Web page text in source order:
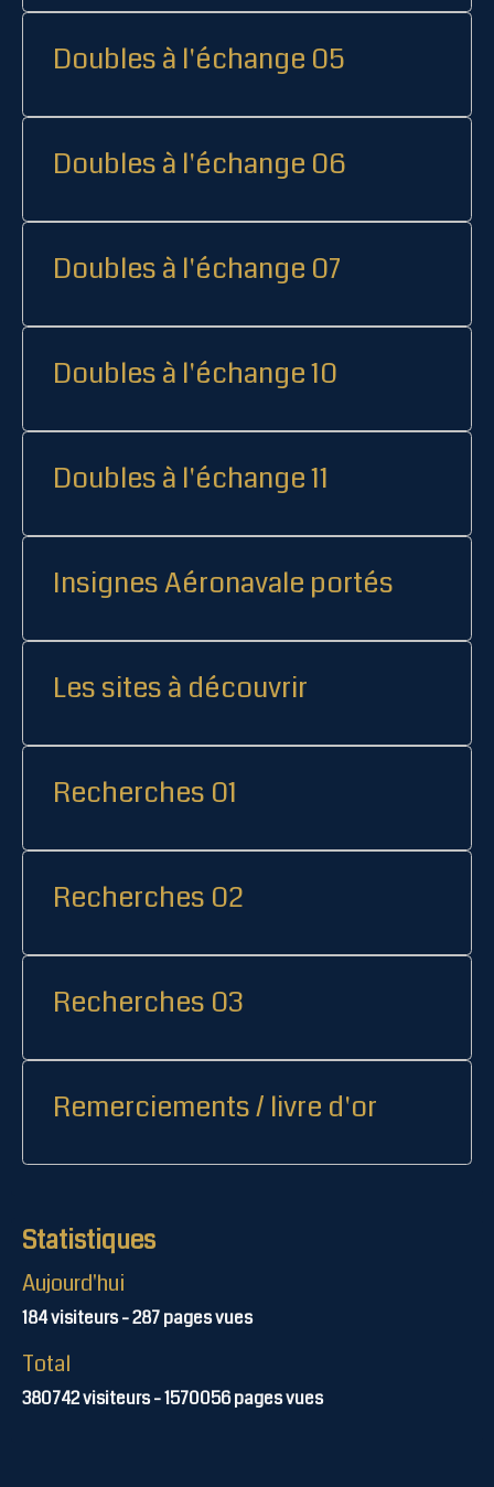
Doubles à l'échange 05
Doubles à l'échange 06
Doubles à l'échange 07
Doubles à l'échange 10
Doubles à l'échange 11
Insignes Aéronavale portés
Les sites à découvrir
Recherches 01
Recherches 02
Recherches 03
Remerciements / livre d'or
Statistiques
Aujourd'hui
184visiteurs -287pages vues
Total
380742visiteurs -1570056pages vues